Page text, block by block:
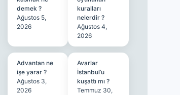
demek ?
Ağustos 5,
2026
kuralları
nelerdir ?
Ağustos 4,
2026
Advantan ne
işe yarar ?
Ağustos 3,
2026
Avarlar
İstanbul’u
kuşattı mı ?
Temmuz 30,